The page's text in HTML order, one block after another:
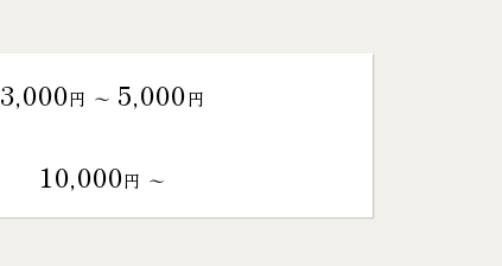
3,000円 〜 5,000円
10,000円 〜